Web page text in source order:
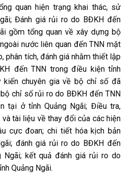
quan hiện trạng khai thác, sử
Đánh giá rủi ro do BĐKH đến
gồm tổng quan về xây dựng bộ
nước liên quan đến TNN mặt
phân tích, đánh giá nhằm thiết lập
đến TNN trong điều kiện tỉnh
kiến chuyên gia về bộ chỉ số đã
chỉ số rủi ro do BĐKH đến TNN
tại ở tỉnh Quảng Ngãi; Điều tra,
tài liệu về thay đổi của các hiện
cực đoan; chi tiết hóa kịch bản
đánh giá rủi ro do BĐKH đến
Ngãi; kết quả đánh giá rủi ro do
Quảng Ngãi.